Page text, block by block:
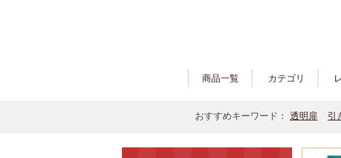
商品一覧 カテゴリ
おすすめキーワード： 透明扉 引